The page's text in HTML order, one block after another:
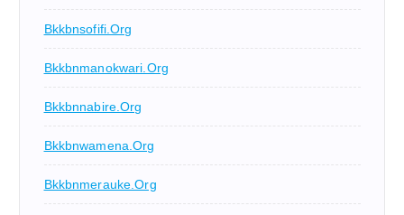
Bkkbnsofifi.org
Bkkbnmanokwari.org
Bkkbnnabire.org
Bkkbnwamena.org
Bkkbnmerauke.org